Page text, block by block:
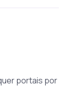
portais por